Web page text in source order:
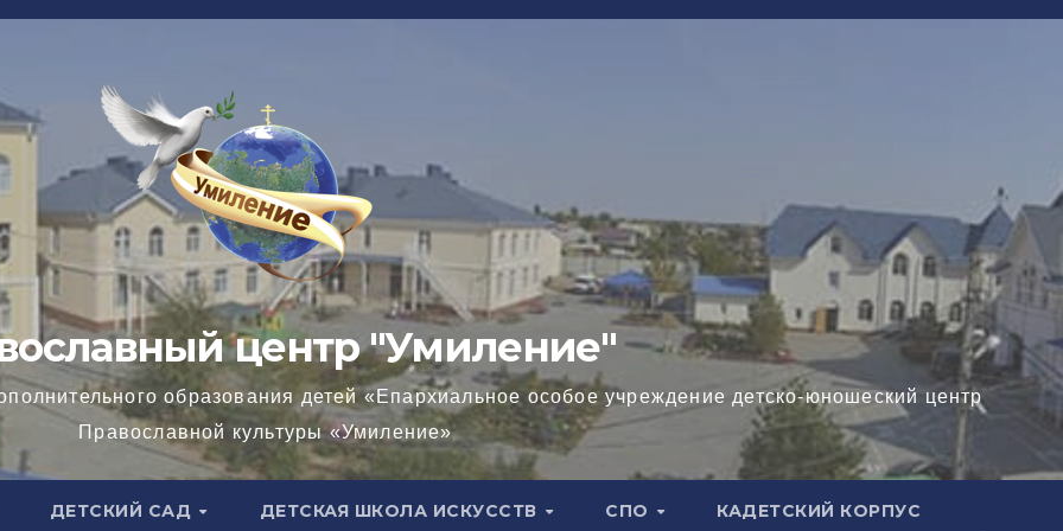
центр "Умиление"
образования детей «Епархиальное особое учреждение детско-юношеский центр
Православной культуры «Умиление»
ДЕТСКИЙ САД ДЕТСКАЯ ШКОЛА ИСКУССТВ СПО КАДЕТСКИЙ КОРПУС